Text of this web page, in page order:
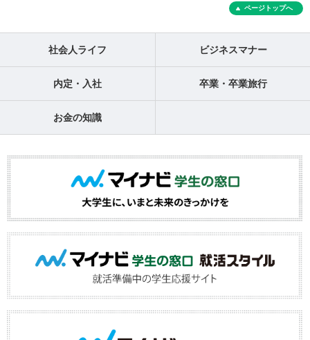
ページトップへ
社会人ライフ ビジネスマナー
内定・入社 卒業・卒業旅行
お金の知識